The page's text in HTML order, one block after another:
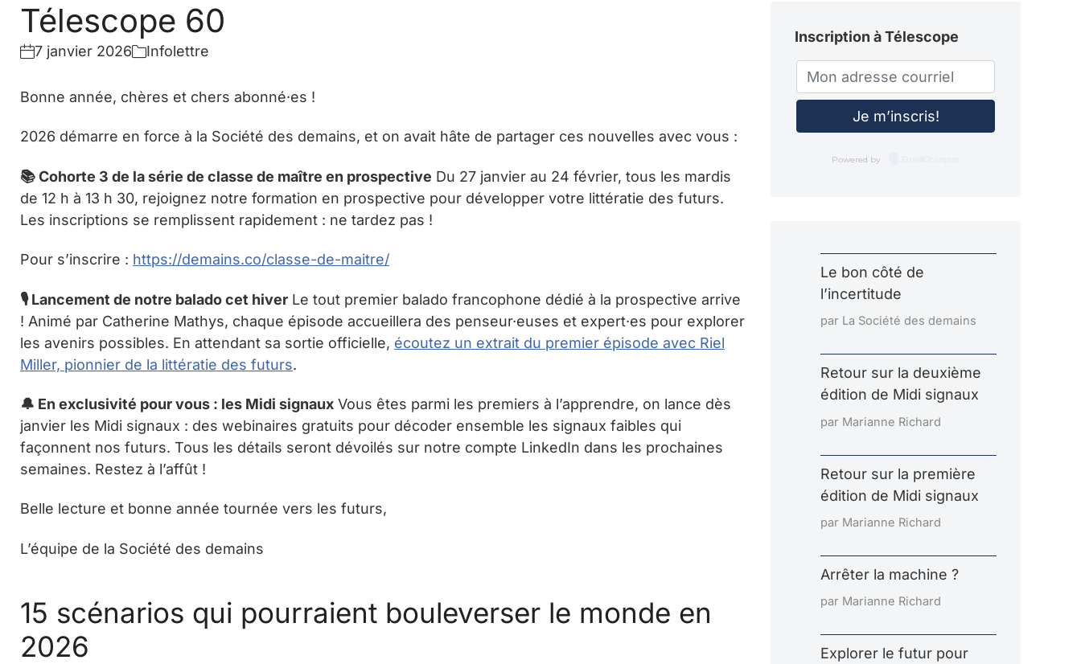
Télescope 60
7 janvier 2026 Infolettre
Bonne année, chères et chers abonné·es !
2026 démarre en force à la Société des demains, et on avait hâte de partager ces nouvelles avec vous :
📚 Cohorte 3 de la série de classe de maître en prospective Du 27 janvier au 24 février, tous les mardis
de 12 h à 13 h 30, rejoignez notre formation en prospective pour développer votre littératie des futurs.
Les inscriptions se remplissent rapidement : ne tardez pas !
Pour s’inscrire : https://demains.co/classe-de-maitre/
🎙️ Lancement de notre balado cet hiver Le tout premier balado francophone dédié à la prospective arrive
! Animé par Catherine Mathys, chaque épisode accueillera des penseur·euses et expert·es pour explorer
les avenirs possibles. En attendant sa sortie officielle, écoutez un extrait du premier épisode avec Riel
Miller, pionnier de la littératie des futurs.
🔔 En exclusivité pour vous : les Midi signaux Vous êtes parmi les premiers à l’apprendre, on lance dès
janvier les Midi signaux : des webinaires gratuits pour décoder ensemble les signaux faibles qui
façonnent nos futurs. Tous les détails seront dévoilés sur notre compte LinkedIn dans les prochaines
semaines. Restez à l’affût !
Belle lecture et bonne année tournée vers les futurs,
L’équipe de la Société des demains
15 scénarios qui pourraient bouleverser le monde en
2026
Inscription à Télescope
Powered by
Le bon côté de
l’incertitude
par La Société des demains
Retour sur la deuxième
édition de Midi signaux
par Marianne Richard
Retour sur la première
édition de Midi signaux
par Marianne Richard
Arrêter la machine ?
par Marianne Richard
Explorer le futur pour